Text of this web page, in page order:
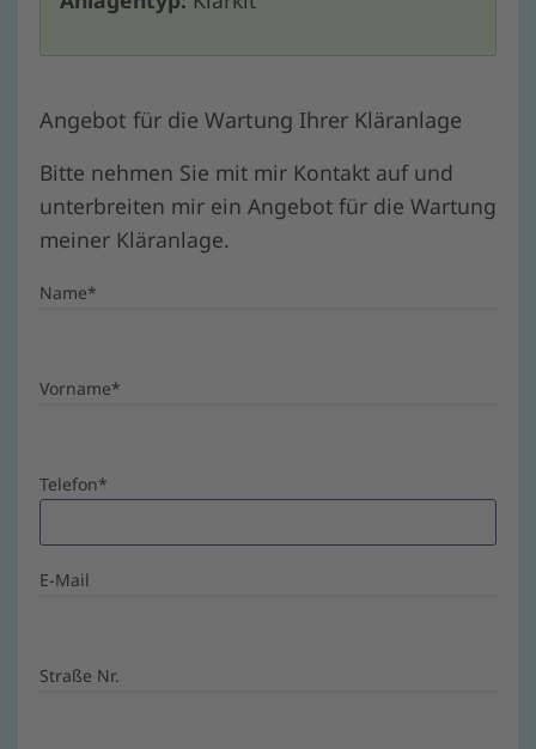
Angebot für die Wartung Ihrer Kläranlage
Bitte nehmen Sie mit mir Kontakt auf und
unterbreiten mir ein Angebot für die Wartung
meiner Kläranlage.
Name*
Vorname*
Telefon*
E-Mail
Straße Nr.